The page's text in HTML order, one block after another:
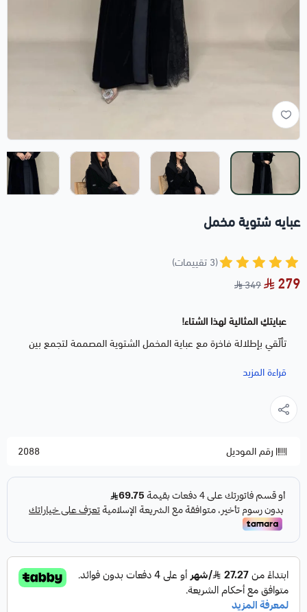
عبايه شتوية مخمل
(3 تقييمات)
279
349
عبايتكِ المثالية لهذا الشتاء!
تألّقي بإطلالة فاخرة مع عباية المخمل الشتوية المصممة لتجمع بين
الدفء والأناقة.
فخامة كل تفصيلة 🤍
الخامة:مخمل شتوي فاخر
التفاصيل:دانتيل راقٍ عند الأكمام والأطراف
القَصّة:انسيابية أنيقة تمنحك حضور راقيٍ
متوفرة :الآن بكميات محدودة
قراءة المزيد
رقم الموديل 2088